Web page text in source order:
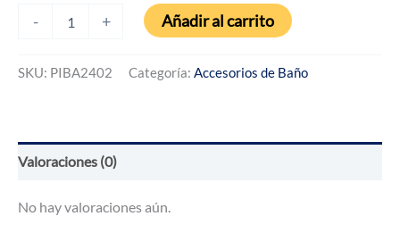
-
Surtida
10
ALFOMBRA
CUBIERTA
ANTIDESLIZANTE
+ Añadir al carrito
SKU: PIBA2402 Categoría: Accesorios de Baño
Valoraciones (0)
No hay valoraciones aún.